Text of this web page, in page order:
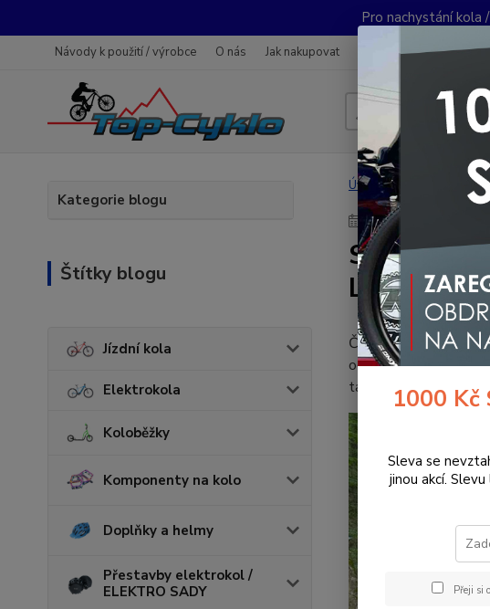
Pro nachystání kola
Návody k použití / výrobce O nás Jak nakupovat Obchodní podmínky
Kategorie blogu
Štítky blogu
Jízdní kola
Elektrokola
Koloběžky
Komponenty na kolo
Doplňky a helmy
Přestavby elektrokol /
ELEKTRO SADY
Úvod
10.10.
Line SX
Česká značka
odpružením a novým
takové elektrokolo s
1000 Kč
Sleva se
jinou akcí.
Přeji si